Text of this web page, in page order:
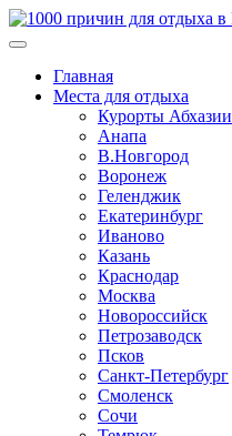
Главная
Места для отдыха
Курорты Абхазии
Анапа
В.Новгород
Воронеж
Геленджик
Екатеринбург
Иваново
Казань
Краснодар
Москва
Новороссийск
Петрозаводск
Псков
Санкт-Петербург
Смоленск
Сочи